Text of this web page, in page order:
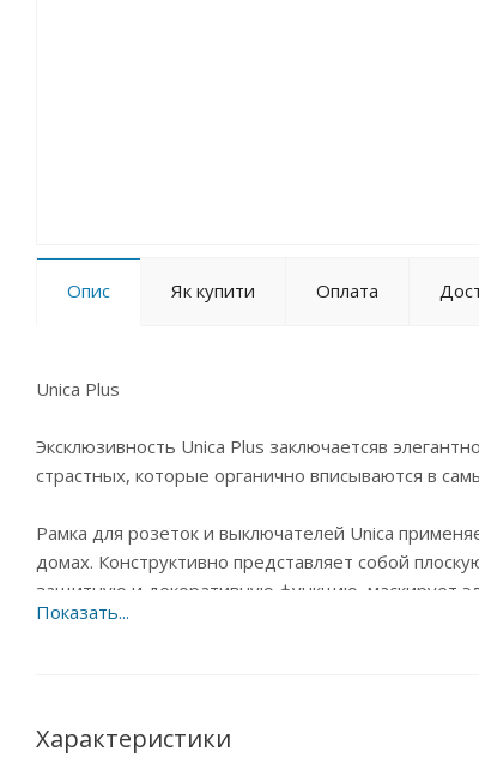
Опис Як купити Оплата
Unica Plus
Эксклюзивность Unica Plus заключаетсяв
страстных, которые органично вписываются в
Рамка для розеток и выключателей Unica
домах. Конструктивно представляет собой
защитную и декоративную функцию, маскирует
неровные края обоев вокруг монтажного
неровных стенах. Специальная система
Характеристики